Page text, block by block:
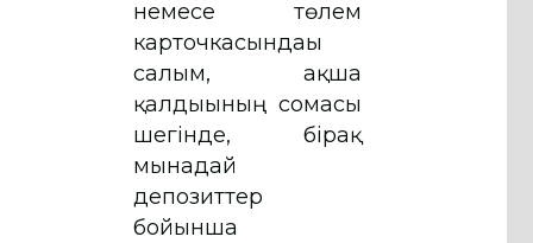
немесе төлем
карточкасындағы
салым, ақша
қалдығының сомасы
шегінде, бірақ
мынадай
депозиттер
бойынша